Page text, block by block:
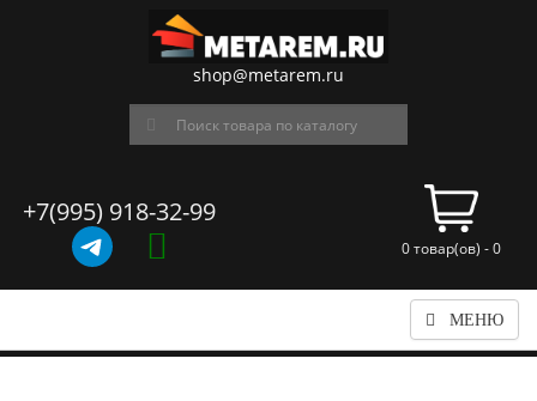
shop@metarem.ru
+7(995) 918-32-99
0 товар(ов) - 0
МЕНЮ